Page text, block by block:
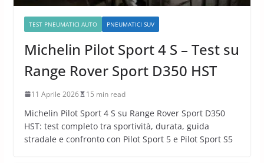
TEST PNEUMATICI AUTO PNEUMATICI SUV
Michelin Pilot Sport 4 S – Test su
Range Rover Sport D350 HST
11 Aprile 2026 15 min read
Michelin Pilot Sport 4 S su Range Rover Sport D350
HST: test completo tra sportività, durata, guida
stradale e confronto con Pilot Sport 5 e Pilot Sport S5